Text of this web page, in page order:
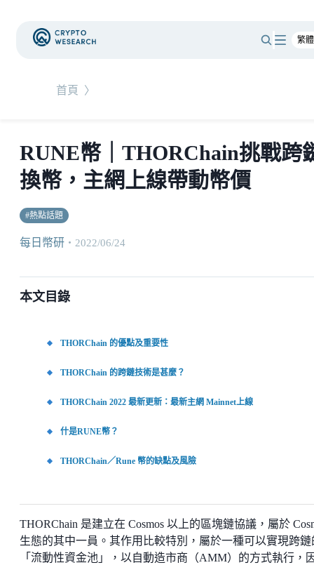
首頁 〉
RUNE幣｜THORChain挑戰跨
換幣，主網上線帶動幣價
#熱點話題
每日幣研 ・ 2022/06/24
本文目錄
THORChain 的優點及重要性
THORChain 的跨鏈技術是甚麼？
THORChain 2022 最新更新：最新主網 Mainnet上線
什是RUNE幣？
THORChain／Rune 幣的缺點及風險
THORChain 是建立在 Cosmos 以上的區塊鏈協議，屬於
生態的其中一員。其作用比較特別，屬於一種可以實現跨鏈
「流動性資金池」，以自動造市商（AMM）的方式執行，